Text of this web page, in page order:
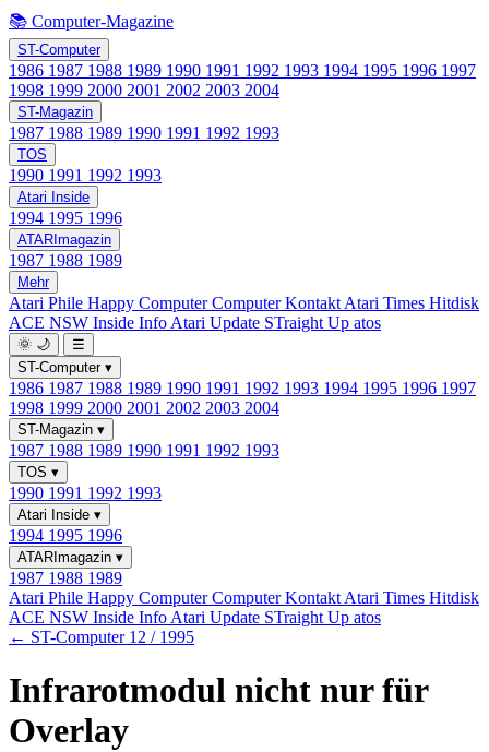
📚 Computer-Magazine
ST-Computer
1986 1987 1988 1989 1990 1991 1992 1993 1994 1995 1996 1997
1998 1999 2000 2001 2002 2003 2004
ST-Magazin
1987 1988 1989 1990 1991 1992 1993
TOS
1990 1991 1992 1993
Atari Inside
1994 1995 1996
ATARImagazin
1987 1988 1989
Mehr
Atari Phile Happy ComputerComputer Kontakt Atari Times Hitdisk
ACE NSW Inside Info Atari Update STraight Up atos
🌞 🌙
☰
ST-Computer ▾
1986 1987 1988 1989 1990 1991 1992 1993 1994 1995 1996 1997
1998 1999 2000 2001 2002 2003 2004
ST-Magazin ▾
1987 1988 1989 1990 1991 1992 1993
TOS ▾
1990 1991 1992 1993
Atari Inside ▾
1994 1995 1996
ATARImagazin ▾
1987 1988 1989
Atari Phile Happy ComputerComputer Kontakt Atari Times Hitdisk
ACE NSW Inside Info Atari Update STraight Up atos
← ST-Computer 12 / 1995
Infrarotmodul nicht nur für
Overlay